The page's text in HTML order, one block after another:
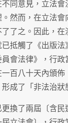
同意見，立法會
然而，在立法
了之。因此，
抵觸了《出版法
會法律》，行政
一百八十天內頒
成了「非法治狀
換了兩屆〔含民